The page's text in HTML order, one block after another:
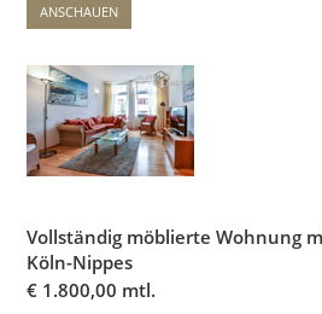
ANSCHAUEN
Vollständig möblierte Wohnung
Köln-Nippes
€ 1.800,00 mtl.